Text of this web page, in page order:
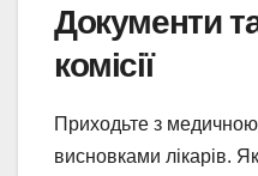
Документи
комісії
Приходьте з
висновками лікарів.